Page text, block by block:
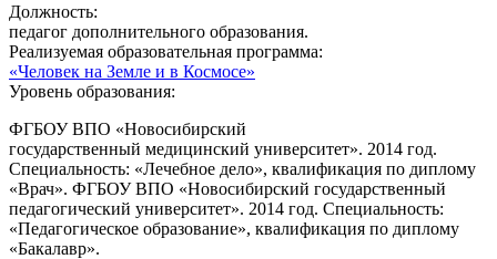
Должность:
педагог дополнительного образования.
Реализуемая образовательная программа:
«Человек на Земле и в Космосе»
Уровень образования:
ФГБОУ ВПО «Новосибирский
государственный медицинский университет». 2014 год.
Специальность: «Лечебное дело», квалификация по диплому
«Врач». ФГБОУ ВПО «Новосибирский государственный
педагогический университет». 2014 год. Специальность:
«Педагогическое образование», квалификация по диплому
«Бакалавр».